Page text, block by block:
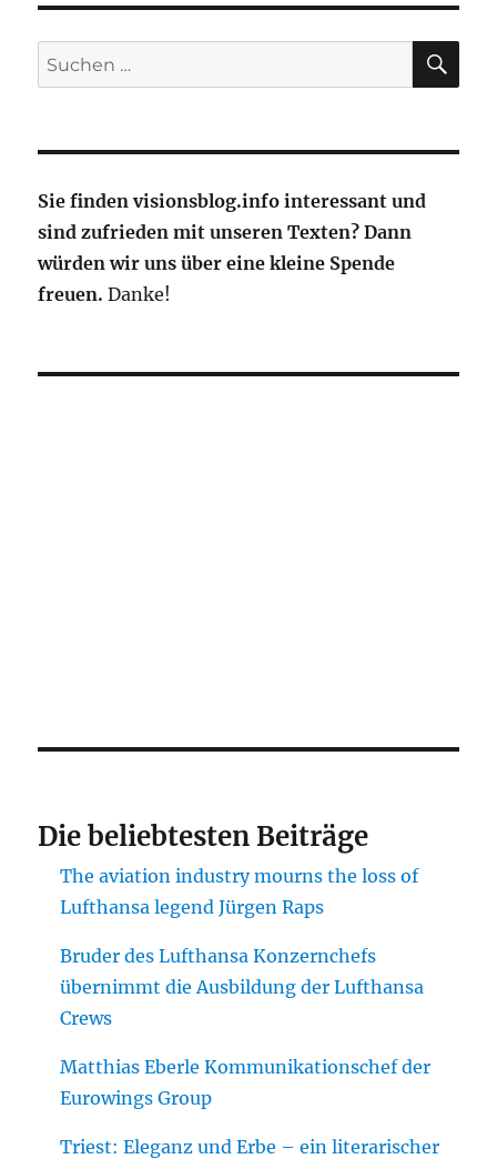
Suche
nach:
Sie finden visionsblog.info interessant und
sind zufrieden mit unseren Texten? Dann
würden wir uns über eine kleine Spende
freuen. Danke!
Die beliebtesten Beiträge
The aviation industry mourns the loss of
Lufthansa legend Jürgen Raps
Bruder des Lufthansa Konzernchefs
übernimmt die Ausbildung der Lufthansa
Crews
Matthias Eberle Kommunikationschef der
Eurowings Group
Triest: Eleganz und Erbe – ein literarischer